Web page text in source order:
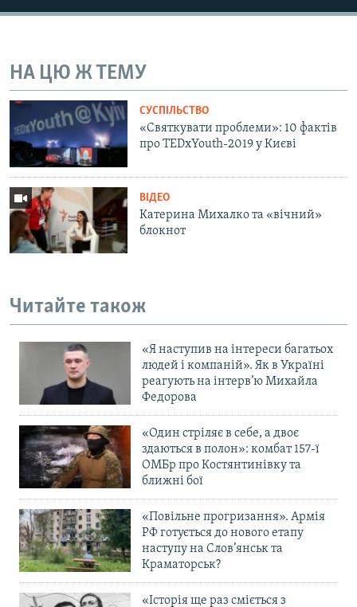
НА ЦЮ Ж ТЕМУ
СУСПІЛЬСТВО
«Святкувати проблеми»: 10 фактів
про TEDxYouth-2019 у Києві
ВІДЕО
Катерина Михалко та «вічний»
блокнот
Читайте також
«Я наступив на інтереси багатьох
людей і компаній». Як в Україні
реагують на інтерв’ю Михайла
Федорова
«Один стріляє в себе, а двоє
здаються в полон»: комбат 157-ї
ОМБр про Костянтинівку та
ближні бої
«Повільне прогризання». Армія
РФ готується до нового етапу
наступу на Слов’янськ та
Краматорськ?
«Історія ще раз сміється з